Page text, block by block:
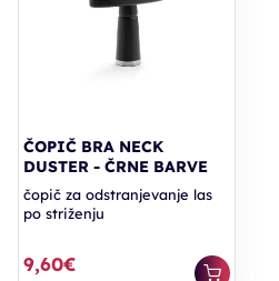
ČOPIČ BRA NECK
DUSTER - ČRNE BARVE
čopič za odstranjevanje las
po striženju
9,60€